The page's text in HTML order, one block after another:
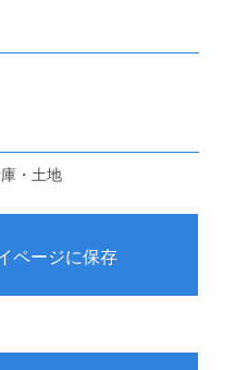
・土地
ページに保存